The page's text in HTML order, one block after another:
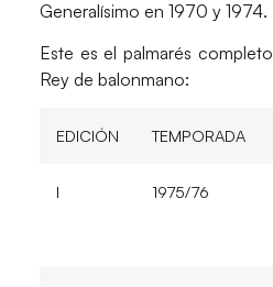
Generalísimo en 1970 y 1974.
Este es elpalmarés completo
Rey de balonmano:
EDICIÓN TEMPORADA
I 1975/76